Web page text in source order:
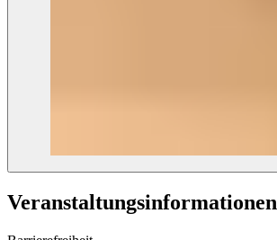
Veranstaltungs­informationen